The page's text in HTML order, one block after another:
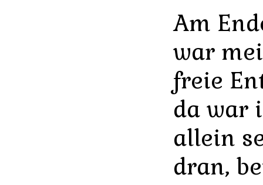
Am
war
freie
da war
allein
dran,